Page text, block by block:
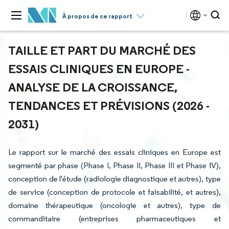
À propos de ce rapport
TAILLE ET PART DU MARCHÉ DES
ESSAIS CLINIQUES EN EUROPE -
ANALYSE DE LA CROISSANCE,
TENDANCES ET PRÉVISIONS (2026 -
2031)
Le rapport sur le marché des essais cliniques en Europe est
segmenté par phase (Phase I, Phase II, Phase III et Phase IV),
conception de l'étude (radiologie diagnostique et autres), type
de service (conception de protocole et faisabilité, et autres),
domaine thérapeutique (oncologie et autres), type de
commanditaire (entreprises pharmaceutiques et